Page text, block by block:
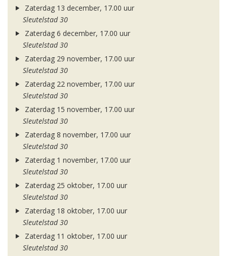
Zaterdag 13 december, 17.00 uur
Sleutelstad 30
Zaterdag 6 december, 17.00 uur
Sleutelstad 30
Zaterdag 29 november, 17.00 uur
Sleutelstad 30
Zaterdag 22 november, 17.00 uur
Sleutelstad 30
Zaterdag 15 november, 17.00 uur
Sleutelstad 30
Zaterdag 8 november, 17.00 uur
Sleutelstad 30
Zaterdag 1 november, 17.00 uur
Sleutelstad 30
Zaterdag 25 oktober, 17.00 uur
Sleutelstad 30
Zaterdag 18 oktober, 17.00 uur
Sleutelstad 30
Zaterdag 11 oktober, 17.00 uur
Sleutelstad 30